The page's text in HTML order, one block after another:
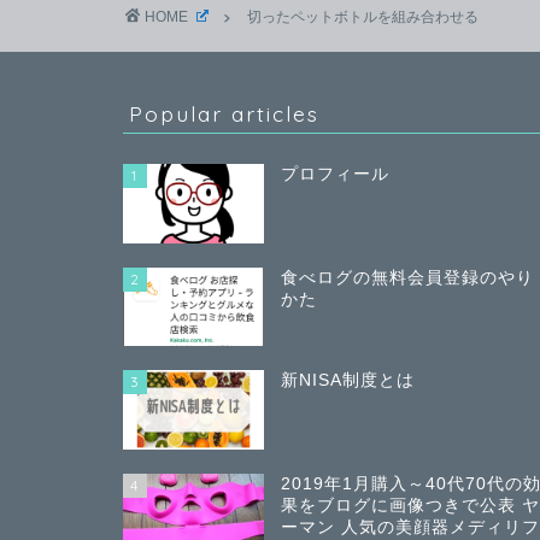
HOME 切ったペットボトルを組み合わせる
Popular articles
1 プロフィール
2
食べログの無料会員登録のやり
かた
3 新NISA制度とは
4
2019年1月購入～40代70代の効
果をブログに画像つきで公表 ヤ
ーマン 人気の美顔器メディリフ